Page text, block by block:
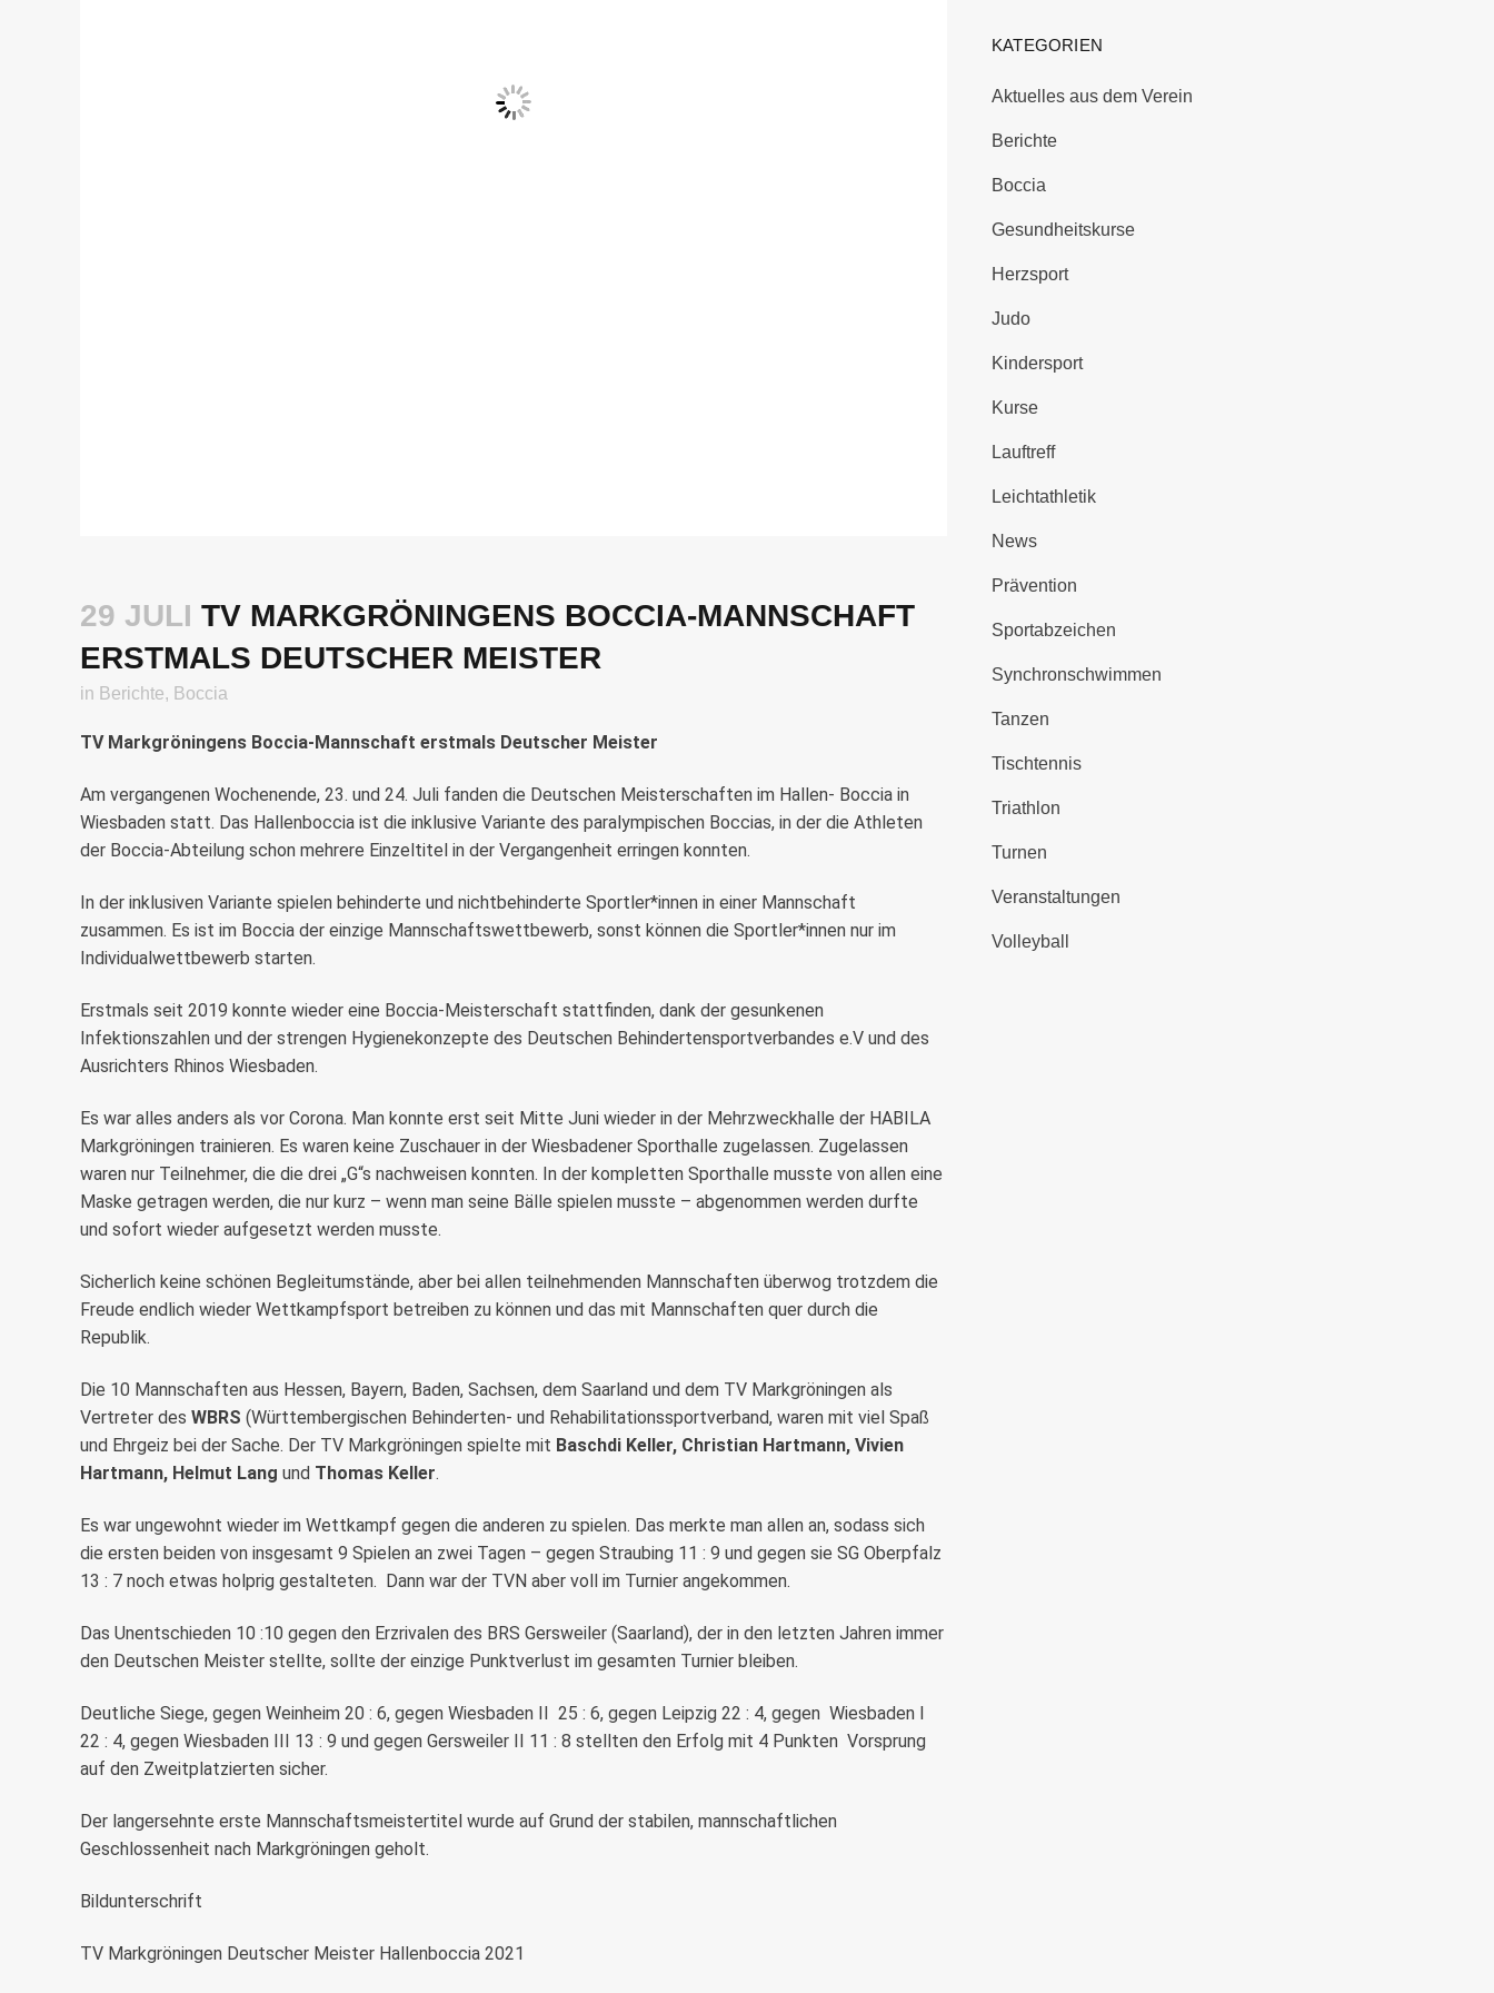
29 JULI TV MARKGRÖNINGENS BOCCIA-MANNSCHAFT
ERSTMALS DEUTSCHER MEISTER
in Berichte, Boccia
TV Markgröningens Boccia-Mannschaft erstmals Deutscher Meister
Am vergangenen Wochenende, 23. und 24. Juli fanden die Deutschen Meisterschaften im Hallen- Boccia in
Wiesbaden statt. Das Hallenboccia ist die inklusive Variante des paralympischen Boccias, in der die Athleten
der Boccia-Abteilung schon mehrere Einzeltitel in der Vergangenheit erringen konnten.
In der inklusiven Variante spielen behinderte und nichtbehinderte Sportler*innen in einer Mannschaft
zusammen. Es ist im Boccia der einzige Mannschaftswettbewerb, sonst können die Sportler*innen nur im
Individualwettbewerb starten.
Erstmals seit 2019 konnte wieder eine Boccia-Meisterschaft stattfinden, dank der gesunkenen
Infektionszahlen und der strengen Hygienekonzepte des Deutschen Behindertensportverbandes e.V und des
Ausrichters Rhinos Wiesbaden.
Es war alles anders als vor Corona. Man konnte erst seit Mitte Juni wieder in der Mehrzweckhalle der HABILA
Markgröningen trainieren. Es waren keine Zuschauer in der Wiesbadener Sporthalle zugelassen. Zugelassen
waren nur Teilnehmer, die die drei „G“s nachweisen konnten. In der kompletten Sporthalle musste von allen eine
Maske getragen werden, die nur kurz – wenn man seine Bälle spielen musste – abgenommen werden durfte
und sofort wieder aufgesetzt werden musste.
Sicherlich keine schönen Begleitumstände, aber bei allen teilnehmenden Mannschaften überwog trotzdem die
Freude endlich wieder Wettkampfsport betreiben zu können und das mit Mannschaften quer durch die
Republik.
Die 10 Mannschaften aus Hessen, Bayern, Baden, Sachsen, dem Saarland und dem TV Markgröningen als
Vertreter des WBRS (Württembergischen Behinderten- und Rehabilitationssportverband, waren mit viel Spaß
und Ehrgeiz bei der Sache. Der TV Markgröningen spielte mit Baschdi Keller, Christian Hartmann, Vivien
Hartmann, Helmut Lang und Thomas Keller.
Es war ungewohnt wieder im Wettkampf gegen die anderen zu spielen. Das merkte man allen an, sodass sich
die ersten beiden von insgesamt 9 Spielen an zwei Tagen – gegen Straubing 11 : 9 und gegen sie SG Oberpfalz
13 : 7 noch etwas holprig gestalteten. Dann war der TVN aber voll im Turnier angekommen.
Das Unentschieden 10 :10 gegen den Erzrivalen des BRS Gersweiler (Saarland), der in den letzten Jahren immer
den Deutschen Meister stellte, sollte der einzige Punktverlust im gesamten Turnier bleiben.
Deutliche Siege, gegen Weinheim 20 : 6, gegen Wiesbaden II 25 : 6, gegen Leipzig 22 : 4, gegen Wiesbaden I
22 : 4, gegen Wiesbaden III 13 : 9 und gegen Gersweiler II 11 : 8 stellten den Erfolg mit 4 Punkten Vorsprung
auf den Zweitplatzierten sicher.
Der langersehnte erste Mannschaftsmeistertitel wurde auf Grund der stabilen, mannschaftlichen
Geschlossenheit nach Markgröningen geholt.
Bildunterschrift
TV Markgröningen Deutscher Meister Hallenboccia 2021
KATEGORIEN
Aktuelles aus dem Verein
Berichte
Boccia
Gesundheitskurse
Herzsport
Judo
Kindersport
Kurse
Lauftreff
Leichtathletik
News
Prävention
Sportabzeichen
Synchronschwimmen
Tanzen
Tischtennis
Triathlon
Turnen
Veranstaltungen
Volleyball